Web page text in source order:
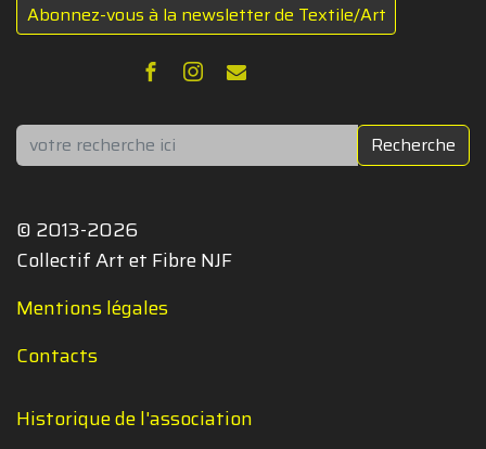
Abonnez-vous à la newsletter de Textile/Art
Rechercher Recherche
© 2013-2026
Collectif Art et Fibre NJF
Mentions légales
Contacts
Historique de l'association